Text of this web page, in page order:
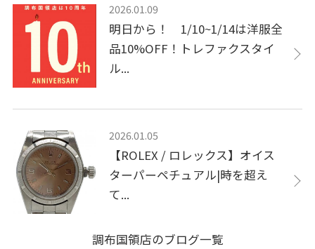
2026.01.09
明日から！ 1/10~1/14は洋服全
品10%OFF！トレファクスタイ
ル...
2026.01.05
【ROLEX / ロレックス】オイス
ターパーペチュアル|時を超え
て...
調布国領店のブログ一覧